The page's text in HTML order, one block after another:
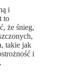
i
to
że śnieg,
takie jak
i